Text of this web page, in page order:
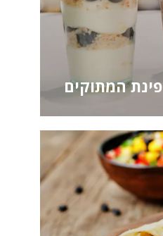
פינת המתוקים